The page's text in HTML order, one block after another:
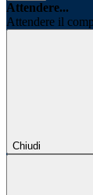
Attendere...
Attendere il
Chiudi